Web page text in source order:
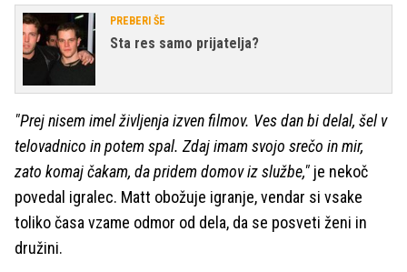
PREBERI ŠE
Sta res samo prijatelja?
"Prej nisem imel življenja izven filmov. Ves dan bi delal, šel v
telovadnico in potem spal. Zdaj imam svojo srečo in mir,
zato komaj čakam, da pridem domov iz službe," je nekoč
povedal igralec. Matt obožuje igranje, vendar si vsake
toliko časa vzame odmor od dela, da se posveti ženi in
družini.